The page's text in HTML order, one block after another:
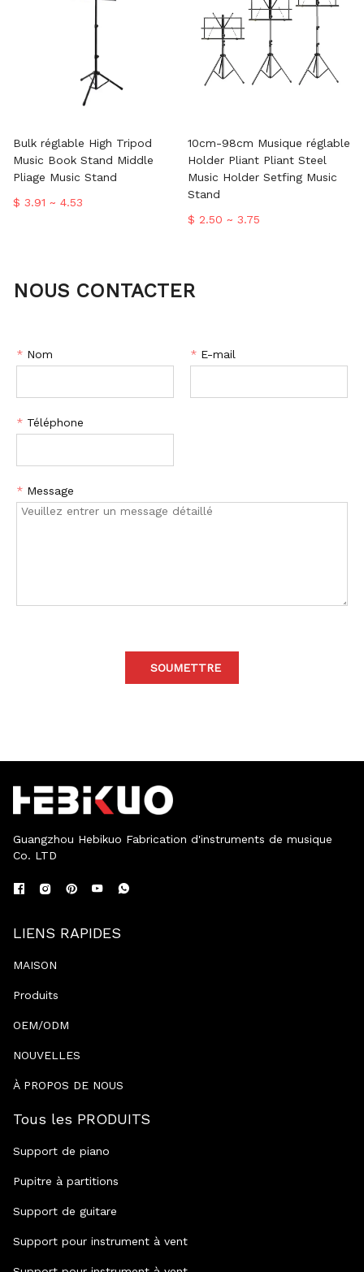
Bulk réglable High Tripod
Music Book Stand Middle
Pliage Music Stand
$ 3.91 ~ 4.53
10cm-98cm Musique réglable
Holder Pliant Pliant Steel
Music Holder Setfing Music
Stand
$ 2.50 ~ 3.75
NOUS CONTACTER
* Nom * E-mail
* Téléphone
* Message
SOUMETTRE
Guangzhou Hebikuo Fabrication d'instruments de musique
Co. LTD
LIENS RAPIDES
MAISON
Produits
OEM/ODM
NOUVELLES
À PROPOS DE NOUS
Tous les PRODUITS
Support de piano
Pupitre à partitions
Support de guitare
Support pour instrument à vent